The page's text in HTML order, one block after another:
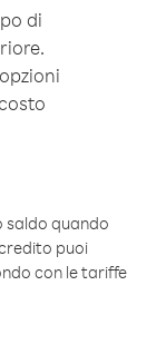
di
saldo quando
puoi
con le tariffe